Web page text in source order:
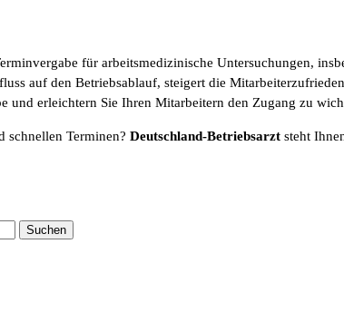
für arbeitsmedizinische Untersuchungen,
auf den Betriebsablauf, steigert die
und erleichtern Sie Ihren Mitarbeitern den Zugang zu
schnellen Terminen? Deutschland-Betriebsarzt steht